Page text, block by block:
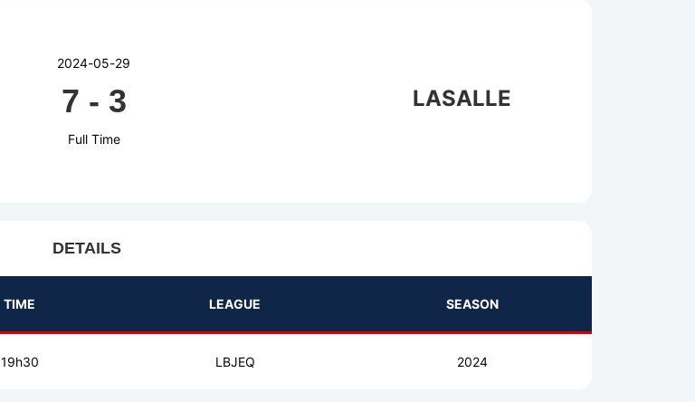
LASALLE
2024-05-29
7 - 3
Full Time
DETAILS
TIME LEAGUE SEASON
19h30 LBJEQ 2024